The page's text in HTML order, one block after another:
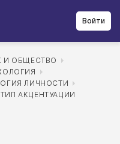
Войти
И ОБЩЕСТВО
ЛИЧНОСТИ
ТИП АКЦЕНТУАЦИИ